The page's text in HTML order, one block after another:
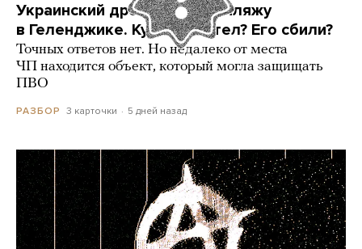
Украинский дрон попал по пляжу
в Геленджике. Куда он летел? Его сбили?
Точных ответов нет. Но недалеко от места
ЧП находится объект, который могла защищать
ПВО
РАЗБОР 3 карточки 5 дней назад